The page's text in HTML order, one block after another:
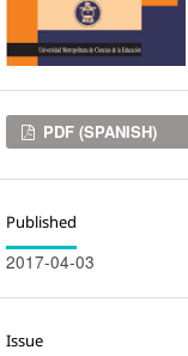
Downloads
PDF (SPANISH)
Published
2017-04-03
Issue